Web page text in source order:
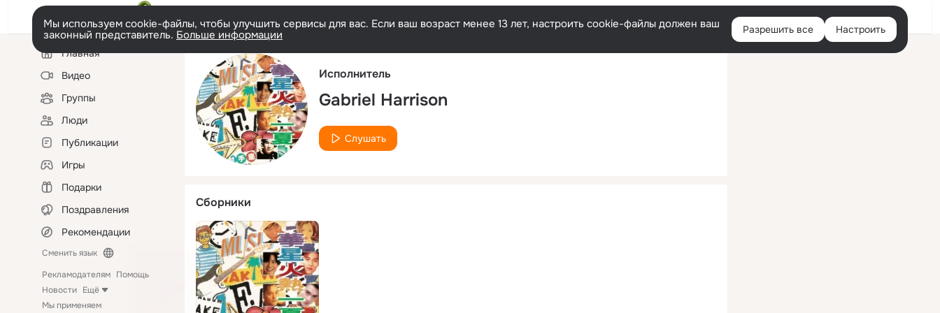
Русский Войти
Мы используем cookie-файлы, чтобы улучшить сервисы для вас. Если ваш возраст менее 13 лет, настроить cookie-файлы должен ваш
законный представитель. Больше информации Разрешить все Настроить
Левая
колонкаГлавная
Видео
Группы
Люди
Публикации
Игры
Подарки
Поздравления
Рекомендации
Сменить язык
Рекламодателям Помощь
Новости Ещё
Мы применяем
Исполнитель
Gabriel Harrison
Слушать
Сборники